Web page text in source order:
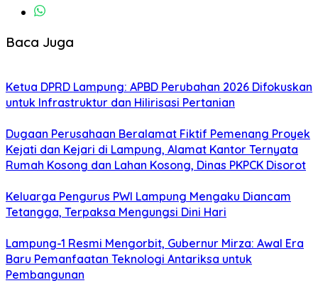
Baca Juga
Ketua DPRD Lampung: APBD Perubahan 2026 Difokuskan
untuk Infrastruktur dan Hilirisasi Pertanian
Dugaan Perusahaan Beralamat Fiktif Pemenang Proyek
Kejati dan Kejari di Lampung, Alamat Kantor Ternyata
Rumah Kosong dan Lahan Kosong, Dinas PKPCK Disorot
Keluarga Pengurus PWI Lampung Mengaku Diancam
Tetangga, Terpaksa Mengungsi Dini Hari
Lampung-1 Resmi Mengorbit, Gubernur Mirza: Awal Era
Baru Pemanfaatan Teknologi Antariksa untuk
Pembangunan